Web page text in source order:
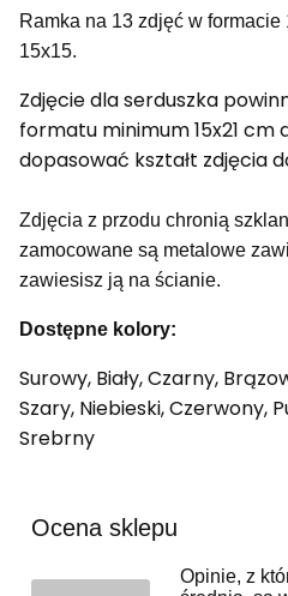
Ramka na 13 zdjęć w
15x15.
Zdjęcie dla serduszka
formatu minimum 15x21 cm
dopasować kształt zdjęcia
Zdjęcia z przodu chronią
zamocowane są metalowe
zawiesisz ją na ścianie.
Dostępne kolory:
Surowy, Biały, Czarny,
Szary, Niebieski, Czerwony,
Srebrny
Ocena sklepu
Opinie, z